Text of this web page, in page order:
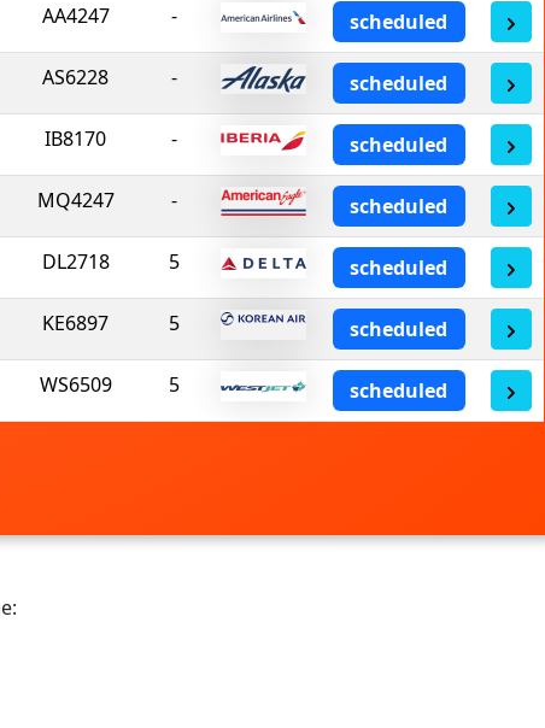
AA4247 - scheduled
AS6228 - scheduled
IB8170 - scheduled
MQ4247 - scheduled
DL2718 5 scheduled
KE6897 5 scheduled
WS6509 5 scheduled